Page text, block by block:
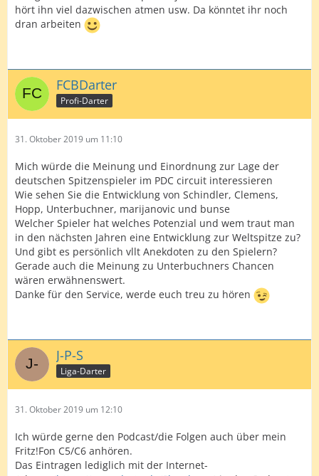
hört ihn viel dazwischen atmen usw. Da könntet ihr noch
dran arbeiten
FCBDarter
Profi-Darter
31. Oktober 2019 um 11:10
Mich würde die Meinung und Einordnung zur Lage der
deutschen Spitzenspieler im PDC circuit interessieren
Wie sehen Sie die Entwicklung von Schindler, Clemens,
Hopp, Unterbuchner, marijanovic und bunse
Welcher Spieler hat welches Potenzial und wem traut man
in den nächsten Jahren eine Entwicklung zur Weltspitze zu?
Und gibt es persönlich vllt Anekdoten zu den Spielern?
Gerade auch die Meinung zu Unterbuchners Chancen
wären erwähnenswert.
Danke für den Service, werde euch treu zu hören
J-P-S
Liga-Darter
31. Oktober 2019 um 12:10
Ich würde gerne den Podcast/die Folgen auch über mein
Fritz!Fon C5/C6 anhören.
Das Eintragen lediglich mit der Internet-